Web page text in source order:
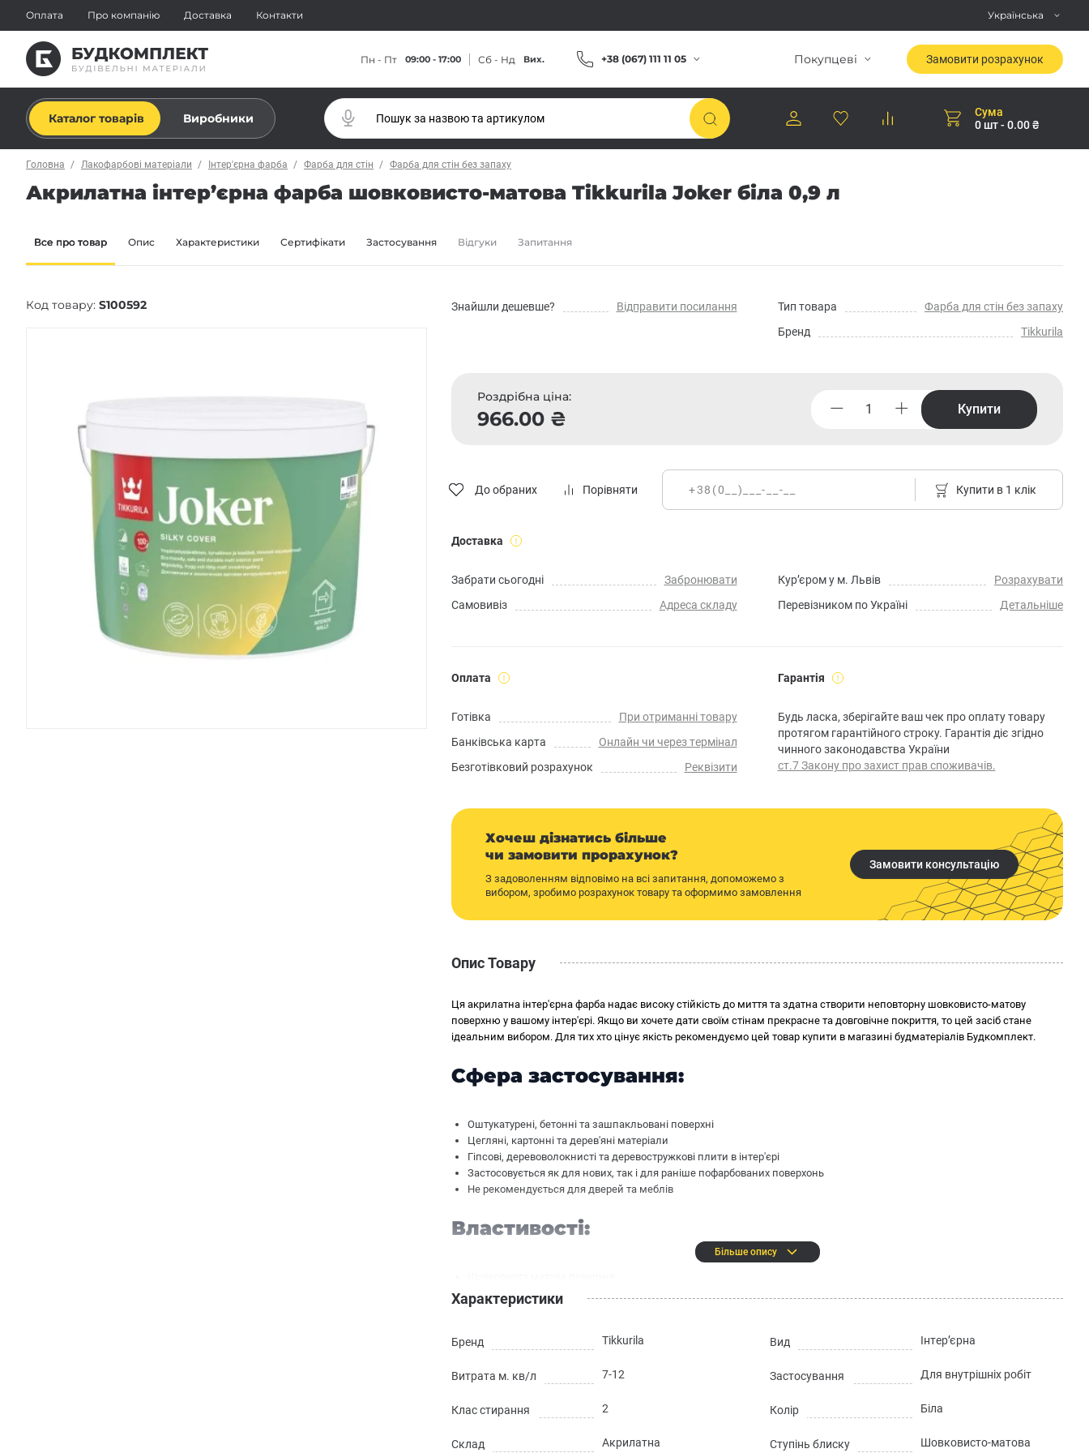
Оплата Про компанію Доставка Контакти Українська
Пн - Пт 09:00 - 17:00 Сб - Нд Вих. +38 (067) 111 11 05 Покупцеві Замовити розрахунок
Каталог товарів Виробники
Сума
0 шт - 0.00 ₴
Головна Лакофарбові матеріали Інтер'єрна фарба Фарба для стін Фарба для стін без запаху
Акрилатна інтер’єрна фарба шовковисто-матова Tikkurila Joker біла 0,9 л
Все про товар Опис Характеристики Сертифікати Застосування Відгуки Запитання
Код товару: S100592 Знайшли дешевше? Відправити посилання Тип товара
Фарба для стін без запаху
Бренд
Tikkurila
Роздрібна ціна:
966.00 ₴ Купити
До обраних Порівняти Купити в 1 клік
Доставка
Забрати сьогодні
Забронювати
Самовивіз
Адреса складу
Кур’єром у м. Львів
Розрахувати
Перевізником по Україні
Детальніше
Оплата
Готівка
При отриманні товару
Банківська карта
Онлайн чи через термінал
Безготівковий розрахунок
Реквізити
Гарантія
Будь ласка, зберігайте ваш чек про оплату товару
протягом гарантійного строку. Гарантія діє згідно
чинного законодавства України
ст.7 Закону про захист прав споживачів.
Хочеш дізнатись більше
чи замовити прорахунок?
З задоволенням відповімо на всі запитання, допоможемо з
вибором, зробимо розрахунок товару та оформимо замовлення
Замовити консультацію
Опис Товару
Ця акрилатна інтер'єрна фарба надає високу стійкість до миття та здатна створити неповторну шовковисто-матову
поверхню у вашому інтер'єрі. Якщо ви хочете дати своїм стінам прекрасне та довговічне покриття, то цей засіб стане
ідеальним вибором. Для тих хто цінує якість рекомендуємо цей товар купити в магазині будматеріалів Будкомплект.
Сфера застосування:
Оштукатурені, бетонні та зашпакльовані поверхні
Цегляні, картонні та дерев'яні матеріали
Гіпсові, деревоволокнисті та деревостружкові плити в інтер'єрі
Застосовується як для нових, так і для раніше пофарбованих поверхонь
Не рекомендується для дверей та меблів
Властивості:
Практично повна відсутність запаху
Економічна та екологічна
Водостійка
Технічні характеристики:
Тонування: згідно з гамою Tikkurila Symphony
Більше опису
Характеристики
Бренд Tikkurila Вид Інтер’єрна
Витрата м. кв/л 7-12 Застосування Для внутрішніх робіт
Клас стирання 2 Колір Біла
Склад Акрилатна Ступінь блиску Шовковисто-матова